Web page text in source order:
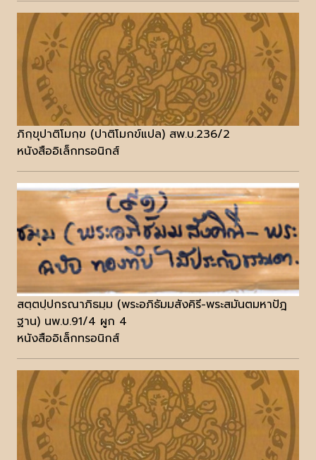
ภิกฺขุปาติโมกฺข (ปาติโมกข์แปล) สพ.บ.236/2
หนังสืออิเล็กทรอนิกส์
สตฺตปฺปกรณาภิธมฺม (พระอภิธัมมสังคิรี-พระสมันตมหาปัฎ
ฐาน) นพ.บ.91/4 ผูก 4
หนังสืออิเล็กทรอนิกส์